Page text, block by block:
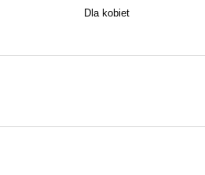
Dla kobiet